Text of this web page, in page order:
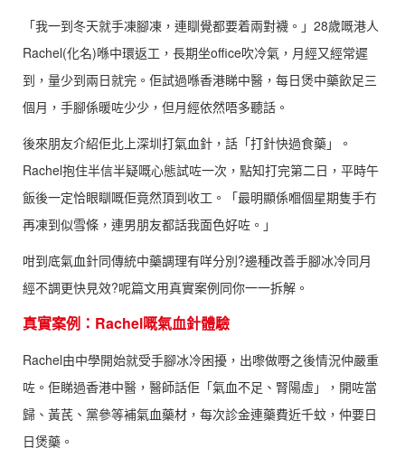
「我一到冬天就手凍腳凍，連瞓覺都要着兩對襪。」28歲嘅港人
Rachel(化名)喺中環返工，長期坐office吹冷氣，月經又經常遲
到，量少到兩日就完。佢試過喺香港睇中醫，每日煲中藥飲足三
個月，手腳係暖咗少少，但月經依然唔多聽話。
後來朋友介紹佢北上深圳打氣血針，話「打針快過食藥」。
Rachel抱住半信半疑嘅心態試咗一次，點知打完第二日，平時午
飯後一定恰眼瞓嘅佢竟然頂到收工。「最明顯係嗰個星期隻手冇
再凍到似雪條，連男朋友都話我面色好咗。」
咁到底氣血針同傳統中藥調理有咩分別?邊種改善手腳冰冷同月
經不調更快見效?呢篇文用真實案例同你一一拆解。
真實案例：Rachel嘅氣血針體驗
Rachel由中學開始就受手腳冰冷困擾，出嚟做嘢之後情況仲嚴重
咗。佢睇過香港中醫，醫師話佢「氣血不足、腎陽虛」，開咗當
歸、黃芪、黨參等補氣血藥材，每次診金連藥費近千蚊，仲要日
日煲藥。